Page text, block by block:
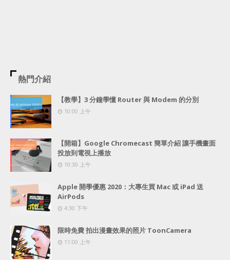
熱門介紹
【教學】3 分鐘學懂 Router 與 Modem 的分別
10:00 上午
【開箱】Google Chromecast 簡單介紹 讓手機畫面
投放到電視上播放
10:30 上午
Apple 開學優惠 2020：大專生買 Mac 或 iPad 送
AirPods
4:30 下午
限時免費 拍出漫畫效果的照片 ToonCamera
11:00 上午